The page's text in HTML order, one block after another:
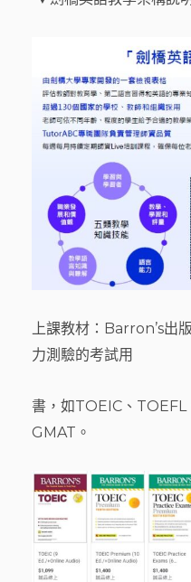
上課教材：Barron’s出
力測驗的考試用
書，如TOEIC、TOEFL
GMAT。